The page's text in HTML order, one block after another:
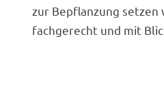
zur Bepflanzung setzen
fachgerecht und mit